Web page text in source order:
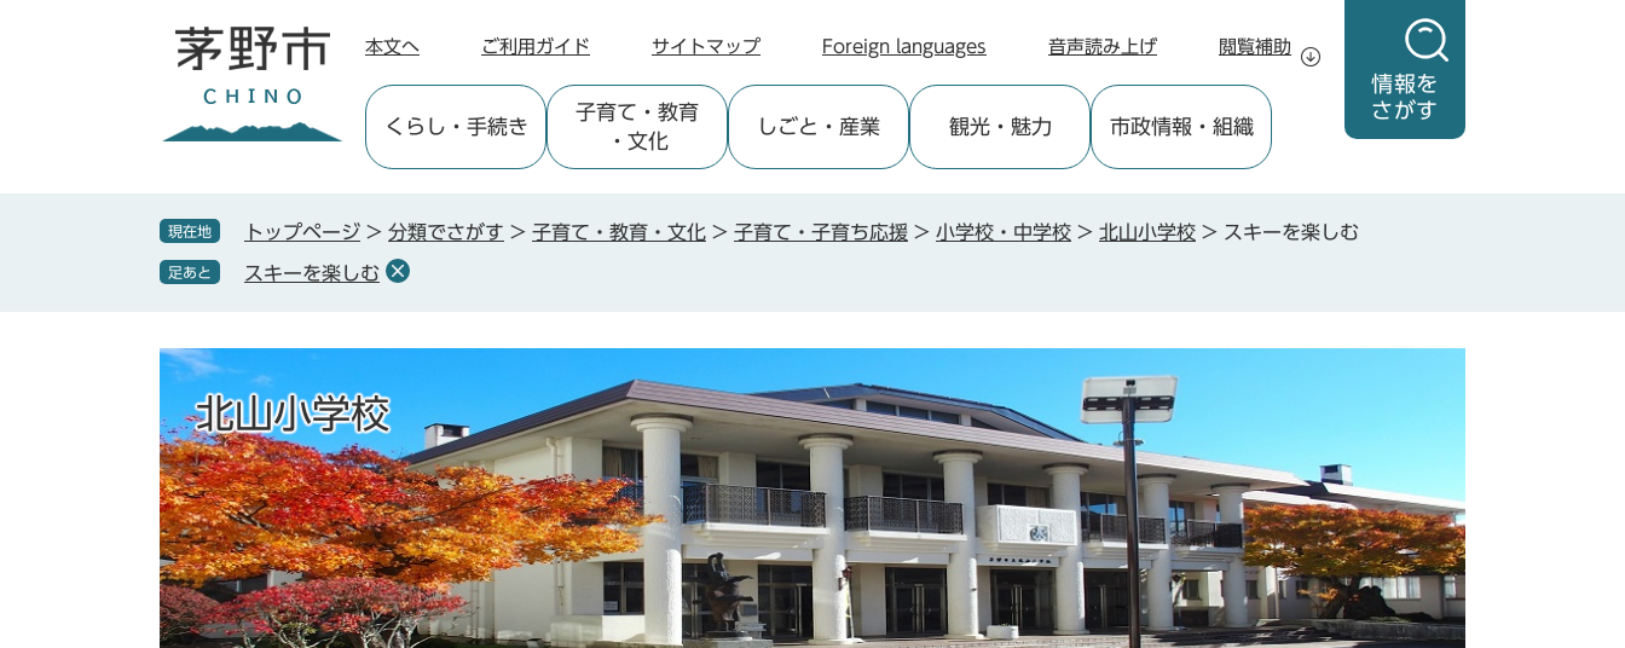
情報を
さがす
本文へ ご利用ガイド サイトマップ Foreign languages 音声読み上げ 閲覧補助
くらし ・手続き
子育て ・教育
・文化
しごと ・産業 観光・魅力 市政情報 ・組織
現在地 トップページ > 分類でさがす > 子育て・教育・文化 > 子育て・子育ち応援 > 小学校・中学校 > 北山小学校 > スキーを楽しむ
足あと スキーを楽しむ
北山小学校